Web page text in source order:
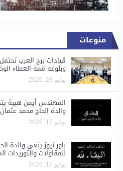
منوعات
قيادات برج العرب
وبلوغه قمة العطاء
يوليو 28, 2026
المهندس أيمن هيبة
والدة الحاج محمد عثمان
يوليو 17, 2026
باور نيوز ينعى والدة
للمقاولات والتوريدات
يوليو 17, 2026